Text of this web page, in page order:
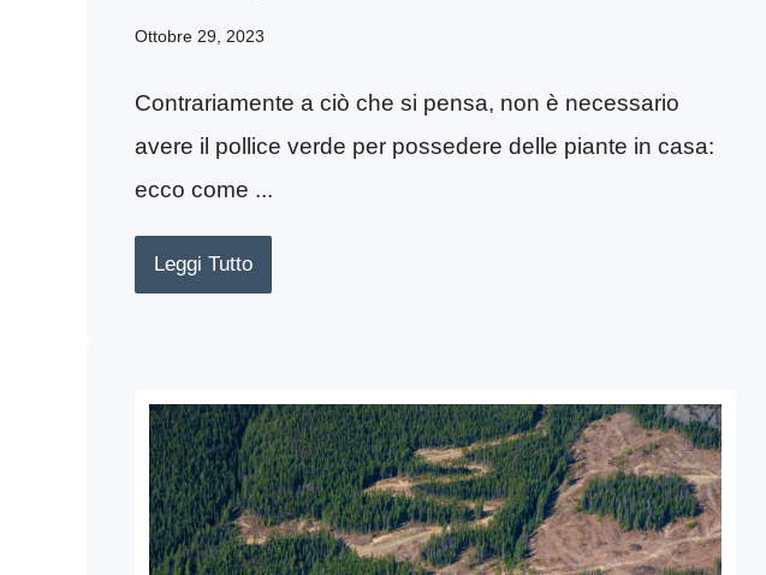
Ottobre 29, 2023
Contrariamente a ciò che si pensa, non è necessario
avere il pollice verde per possedere delle piante in casa:
ecco come ...
Leggi Tutto